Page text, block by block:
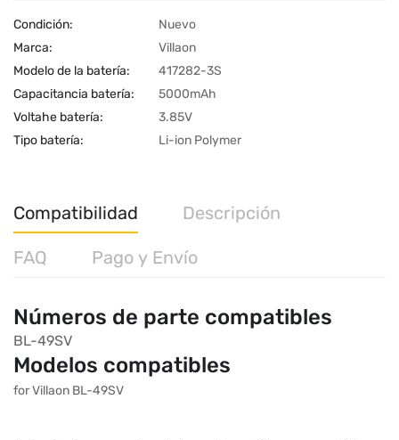
Condición:
Nuevo
Marca:
Villaon
Modelo de la batería:
417282-3S
Capacitancia batería:
5000mAh
Voltahe batería:
3.85V
Tipo batería:
Li-ion Polymer
Compatibilidad Descripción
FAQ Pago y Envío
Números de parte compatibles
BL-49SV
Modelos compatibles
for Villaon BL-49SV